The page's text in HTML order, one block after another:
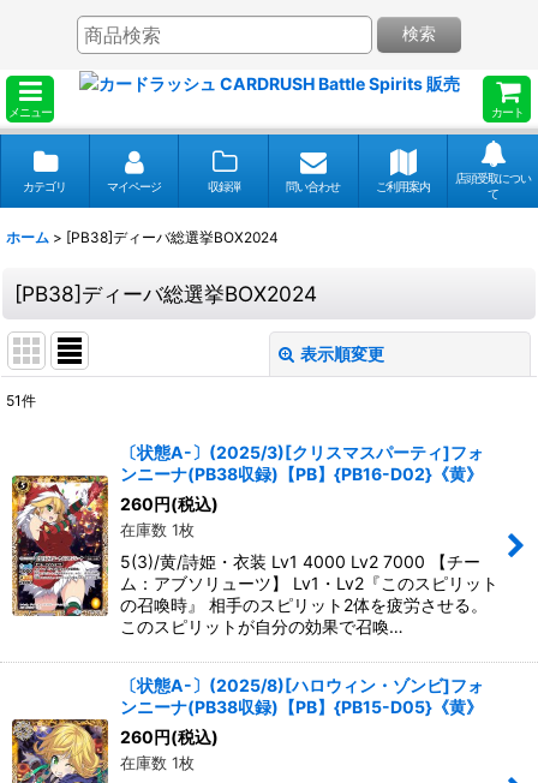
メニュー カート
検索
カテゴリ マイページ 収録弾 問い合わせ ご利用案内
店頭受取につい
て
ホーム > [PB38]ディーバ総選挙BOX2024
[PB38]ディーバ総選挙BOX2024
表示順変更
並び順:
絞り込む
51件
〔状態A-〕(2025/3)[クリスマスパーティ]フォ
ンニーナ(PB38収録)【PB】{PB16-D02}《黄》
260円(税込)
在庫数 1枚
5(3)/黄/詩姫・衣装 Lv1 4000 Lv2 7000 【チー
ム：アブソリューツ】 Lv1・Lv2『このスピリット
の召喚時』 相手のスピリット2体を疲労させる。
このスピリットが自分の効果で召喚…
〔状態A-〕(2025/8)[ハロウィン・ゾンビ]フォ
ンニーナ(PB38収録)【PB】{PB15-D05}《黄》
260円(税込)
在庫数 1枚